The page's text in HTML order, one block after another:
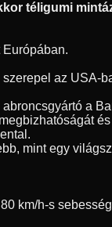
téligumi
az USA-
a
mint egy
km/h-s